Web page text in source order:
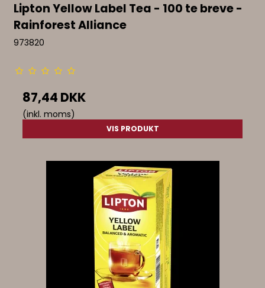
Lipton Yellow Label Tea - 100 te breve -
Rainforest Alliance
973820
87,44 DKK
(inkl. moms)
VIS PRODUKT